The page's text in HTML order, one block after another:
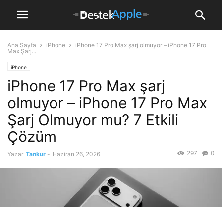
Ana Sayfa iPhone
iPhone 17 Pro Max şarj olmuyor – iPhone 17 Pro
Max Şarj...
iPhone
iPhone 17 Pro Max şarj
olmuyor – iPhone 17 Pro Max
Şarj Olmuyor mu? 7 Etkili
Çözüm
Yazar Tankur - Haziran 26, 2026 0
297